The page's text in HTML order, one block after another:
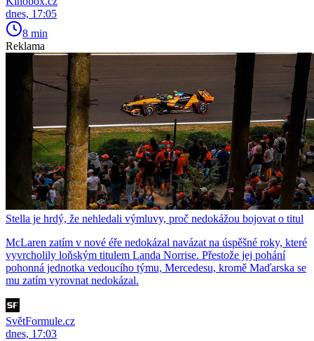
dnes, 17:05
8 min
Reklama
Stella je hrdý, že nehledali výmluvy, proč nedokážou bojovat o titul
McLaren zatím v nové éře nedokázal navázat na úspěšné roky, které
vyvrcholily loňským titulem Landa Norrise. Přestože jej pohání
pohonná jednotka vedoucího týmu, Mercedesu, kromě Maďarska se
mu zatím vyrovnat nedokázal.
SvětFormule.cz
dnes, 17:03